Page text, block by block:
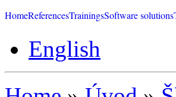
HomeReferencesTrainingsSoftware solutions
English